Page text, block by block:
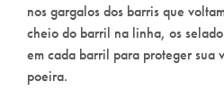
nos gargalos dos barris que
cheio do barril na linha, os
em cada barril para proteger sua
poeira.